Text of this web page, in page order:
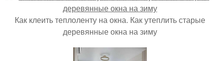
Как клеить теплоленту на окна. Как утеплить старые
деревянные окна на зиму